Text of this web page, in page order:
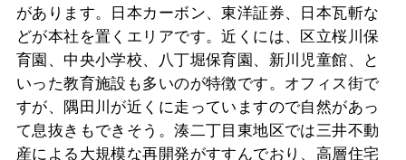
があります。日本カーボン、東洋証券、日本瓦斬な
どが本社を置くエリアです。近くには、区立桜川保
育園、中央小学校、八丁堀保育園、新川児童館、と
いった教育施設も多いのが特徴です。オフィス街で
すが、隅田川が近くに走っていますので自然があっ
て息抜きもできそう。湊二丁目東地区では三井不動
産による大規模な再開発がすすんでおり、高層住宅